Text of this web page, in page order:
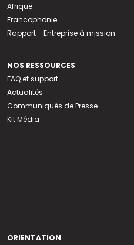
Afrique
Francophonie
Rapport - Entreprise à mission
NOS RESSOURCES
FAQ et support
Actualités
Communiqués de Presse
Kit Média
ORIENTATION